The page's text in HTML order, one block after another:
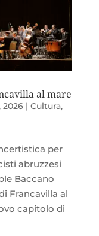
al mare
2026| Cultura,
per
abruzzesi
Baccano
Francavilla al
capitolo di